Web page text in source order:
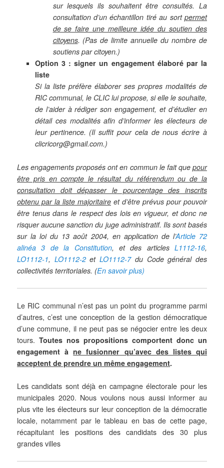
sur lesquels ils souhaitent être consultés. La
consultation d’un échantillon tiré au sort permet
de se faire une meilleure idée du soutien des
citoyens. (Pas de limite annuelle du nombre de
soutiens par citoyen.)
Option 3 : signer un engagement élaboré par la
liste
Si la liste préfère élaborer ses propres modalités de
RIC communal, le CLIC lui propose, si elle le souhaite,
de l’aider à rédiger son engagement, et d’étudier en
détail ces modalités afin d’informer lesélecteurs de
leur pertinence. (Il suffit pour cela de nous écrire à
clicricorg@gmail.com.)
Les engagements proposés ont en commun le fait que pour
être pris en compte le résultat du référendum ou de la
consultation doit dépasser le pourcentage des inscrits
obtenu par la liste majoritaire et d’être prévus pour pouvoir
être tenus dans le respect des lois en vigueur, et donc ne
risquer aucune sanction du juge administratif. Ils sont basés
sur la loi du 13 août 2004, en application de l’Article 72
alinéa 3 de la Constitution, et des articles L1112-16,
LO1112-1, LO1112-2etLO1112-7du Code général des
collectivités territoriales. (En savoir plus)
Le RIC communal n’est pas un point du programme parmi
d’autres, c’est une conception de la gestion démocratique
d’une commune, il ne peut pas se négocier entre les deux
tours.Toutes nos propositions comportent donc un
engagement à ne fusionner qu’avec des listes qui
acceptent de prendre un même engagement.
Les candidats sont déjà en campagne électorale pour les
municipales 2020. Nous voulons nous aussi informer au
plus vite les électeurs sur leur conception de la démocratie
locale, notamment par le tableau en bas de cette page,
récapitulant les positions des candidats des 30 plus
grandes villes